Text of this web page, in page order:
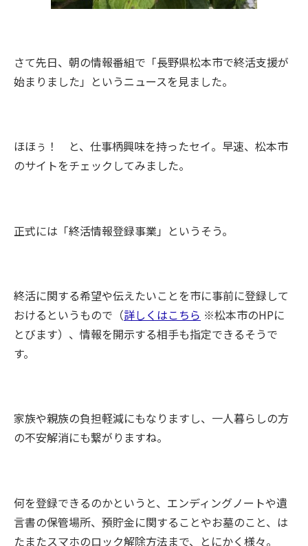
さて先日、朝の情報番組で「長野県松本市で終活支援が
始まりました」というニュースを見ました。
ほほぅ！ と、仕事柄興味を持ったセイ。早速、松本市
のサイトをチェックしてみました。
正式には「終活情報登録事業」というそう。
終活に関する希望や伝えたいことを市に事前に登録して
おけるというもので（詳しくはこちら ※松本市のHPに
とびます）、情報を開示する相手も指定できるそうで
す。
家族や親族の負担軽減にもなりますし、一人暮らしの方
の不安解消にも繋がりますね。
何を登録できるのかというと、エンディングノートや遺
言書の保管場所、預貯金に関することやお墓のこと、は
たまたスマホのロック解除方法まで、とにかく様々。